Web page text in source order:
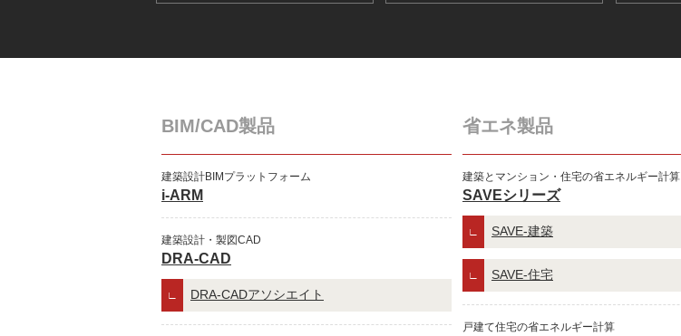
BIM/CAD製品
建築設計BIMプラットフォーム
i-ARM
建築設計・製図CAD
DRA-CAD
DRA-CADアソシエイト
省エネ製品
建築とマンション・住宅の省エネルギー計算
SAVEシリーズ
SAVE-建築
SAVE-住宅
戸建て住宅の省エネルギー計算